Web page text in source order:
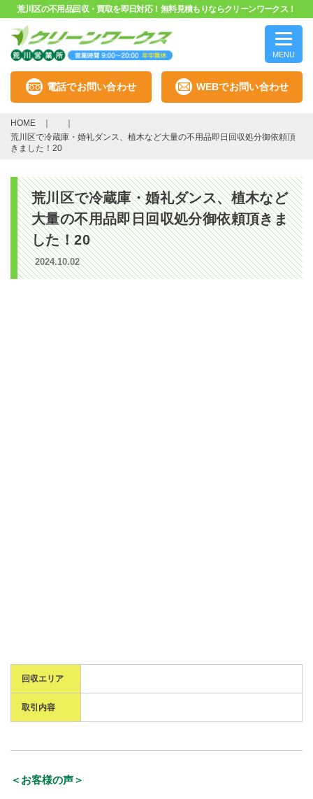
荒川区の不用品回収・買取を即日対応！無料見積もりならクリーンワークス！
MENU
電話でお問い合わせ WEBでお問い合わせ
HOME
荒川区で冷蔵庫・婚礼ダンス、植木など大量の不用品即日回収処分御依頼頂
きました！20
荒川区で冷蔵庫・婚礼ダンス、植木など
大量の不用品即日回収処分御依頼頂きま
した！20
2024.10.02
回収エリア
取引内容
＜お客様の声＞